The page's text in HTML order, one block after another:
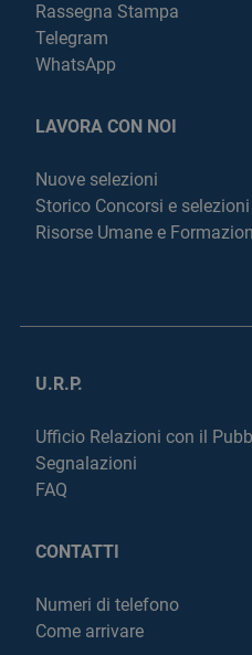
Rassegna Stampa
Telegram
WhatsApp
LAVORA CON NOI
Nuove selezioni
Storico Concorsi e selezioni
Risorse Umane e
U.R.P.
Ufficio Relazioni con il
Segnalazioni
FAQ
CONTATTI
Numeri di telefono
Come arrivare